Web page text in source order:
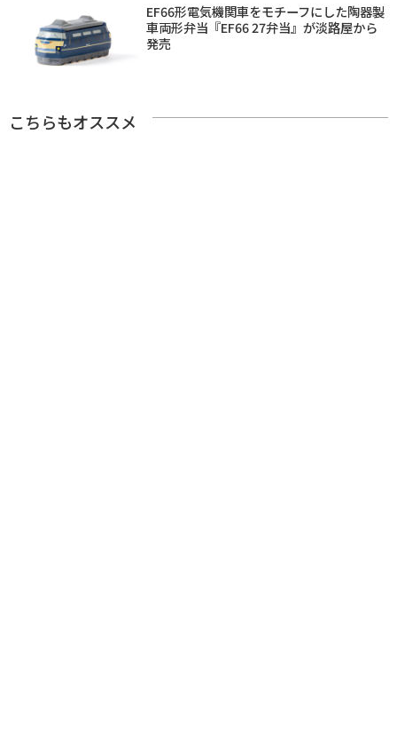
EF66形電気機関車をモチーフにした陶器製
車両形弁当『EF66 27弁当』が淡路屋から
発売
こちらもオススメ